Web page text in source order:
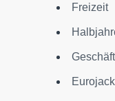
Freizeit